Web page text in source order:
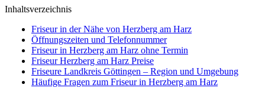
Inhaltsverzeichnis
Friseur in der Nähe von Herzberg am Harz
Öffnungszeiten und Telefonnummer
Friseur in Herzberg am Harz ohne Termin
Friseur Herzberg am Harz Preise
Friseure Landkreis Göttingen – Region und Umgebung
Häufige Fragen zum Friseur in Herzberg am Harz